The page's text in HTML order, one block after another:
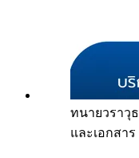
ทนายวราวุธ
และเอกสาร